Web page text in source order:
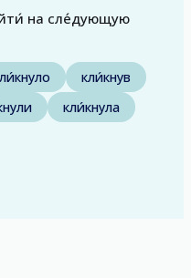
на сле́дующую
кли́кнув
кли́кнула